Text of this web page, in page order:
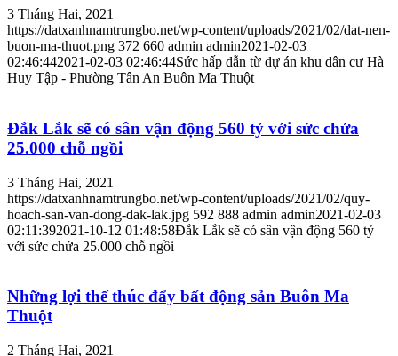
3 Tháng Hai, 2021
https://datxanhnamtrungbo.net/wp-content/uploads/2021/02/dat-nen-
buon-ma-thuot.png 372 660 admin admin2021-02-03
02:46:442021-02-03 02:46:44Sức hấp dẫn từ dự án khu dân cư Hà
Huy Tập - Phường Tân An Buôn Ma Thuột
Đắk Lắk sẽ có sân vận động 560 tỷ với sức chứa
25.000 chỗ ngồi
3 Tháng Hai, 2021
https://datxanhnamtrungbo.net/wp-content/uploads/2021/02/quy-
hoach-san-van-dong-dak-lak.jpg 592 888 admin admin2021-02-03
02:11:392021-10-12 01:48:58Đắk Lắk sẽ có sân vận động 560 tỷ
với sức chứa 25.000 chỗ ngồi
Những lợi thế thúc đẩy bất động sản Buôn Ma
Thuột
2 Tháng Hai, 2021